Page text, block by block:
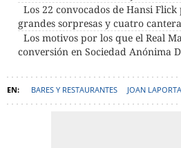
Los 22 convocados de Hansi
grandes sorpresas y cuatro
Los motivos por los que el Real
conversión en Sociedad Anónima
BARES Y RESTAURANTES JOAN LAPORTA